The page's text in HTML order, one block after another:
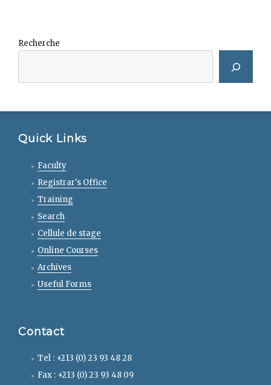
Recherche
Quick Links
Faculty
Registrar's Office
Training
Search
Cellule de stage
Online Courses
Archives
Useful Forms
Contact
Tel : +213 (0) 23 93 48 28
Fax : +213 (0) 23 93 48 09